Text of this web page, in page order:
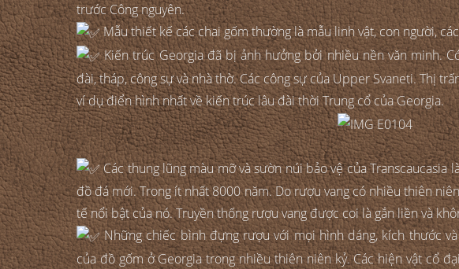
trước Công nguyên.
Mẫu thiết kế các chai gốm thường là mẫu linh vật, con người,
Kiến trúc Georgia đã bị ảnh hưởng bởi nhiều nền văn minh.
đài, tháp, công sự và nhà thờ. Các công sự của Upper Svaneti. Thị
ví dụ điển hình nhất về kiến trúc lâu đài thời Trung cổ của Georgia.
Các thung lũng màu mỡ và sườn núi bảo vệ của Transcaucasia
đồ đá mới. Trong ít nhất 8000 năm. Do rượu vang có nhiều thiên
tế nổi bật của nó. Truyền thống rượu vang được coi là gắn liền và
Những chiếc bình đựng rượu với mọi hình dáng, kích thước
của đồ gốm ở Georgia trong nhiều thiên niên kỷ. Các hiện vật cổ